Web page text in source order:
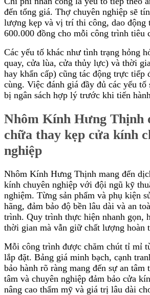
đến tổng giá. Thợ chuyên nghiệp sẽ
lượng kẹp và vị trí thi công, dao động
600.000 đồng cho mỗi công trình tiêu
Các yếu tố khác như tình trạng hỏng
quay, cửa lùa, cửa thủy lực) và thời
hay khẩn cấp) cũng tác động trực tiếp
cùng. Việc đánh giá đầy đủ các yếu tố
bị ngân sách hợp lý trước khi tiến
Nhôm Kính Hưng Thịnh
chữa thay kẹp cửa kính
nghiệp
Nhôm Kính Hưng Thịnh mang đến
kính chuyên nghiệp với đội ngũ kỹ
nghiệm. Từng sản phẩm và phụ kiện
hãng, đảm bảo độ bền lâu dài và an
trình. Quy trình thực hiện nhanh gọn,
thời gian mà vẫn giữ chất lượng hoàn
Mỗi công trình được chăm chút tỉ mỉ
lắp đặt. Bảng giá minh bạch, cạnh
bảo hành rõ ràng mang đến sự an tâm
tâm và chuyên nghiệp đảm bảo cửa
nâng cao thẩm mỹ và giá trị lâu dài